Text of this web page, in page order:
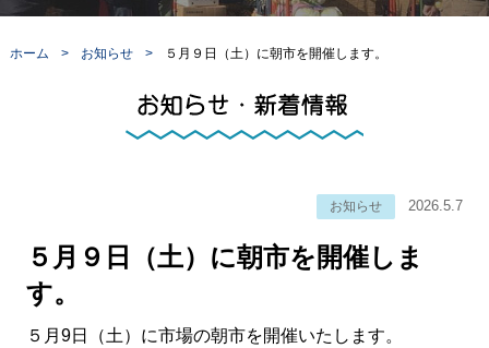
ホーム お知らせ ５月９日（土）に朝市を開催します。
お知らせ 2026.5.7
５月９日（土）に朝市を開催しま
す。
５月9日（土）に市場の朝市を開催いたします。